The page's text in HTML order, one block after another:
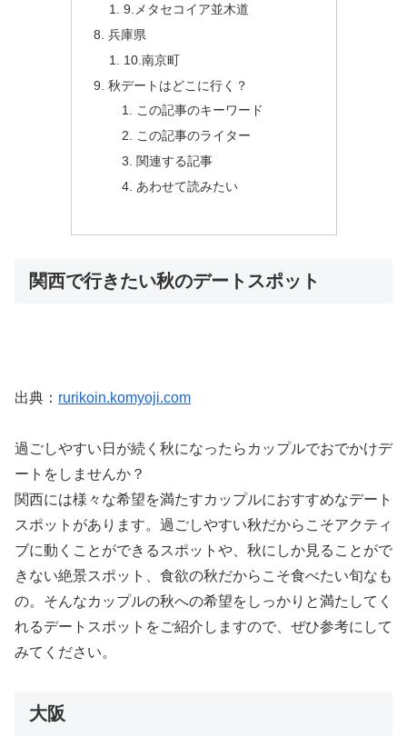
9.メタセコイア並木道
兵庫県
10.南京町
秋デートはどこに行く？
この記事のキーワード
この記事のライター
関連する記事
あわせて読みたい
関西で行きたい秋のデートスポット
出典： rurikoin.komyoji.com
過ごしやすい日が続く秋になったらカップルでおでかけデ
ートをしませんか？
関西には様々な希望を満たすカップルにおすすめなデート
スポットがあります。過ごしやすい秋だからこそアクティ
ブに動くことができるスポットや、秋にしか見ることがで
きない絶景スポット、食欲の秋だからこそ食べたい旬なも
の。そんなカップルの秋への希望をしっかりと満たしてく
れるデートスポットをご紹介しますので、ぜひ参考にして
みてください。
大阪